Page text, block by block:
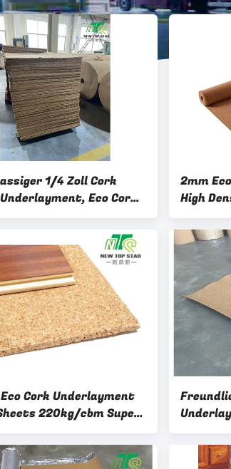
1/4 Zoll Cork
Eco Cork
2mm
High
Cork Underlayment
220kg/cbm Super